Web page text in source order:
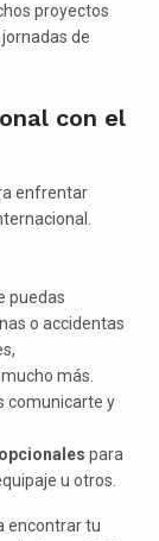
proyectos
de
con el
enfrentar
puedas
o accidentas
más.
comunicarte y
para
u otros.
encontrar tu